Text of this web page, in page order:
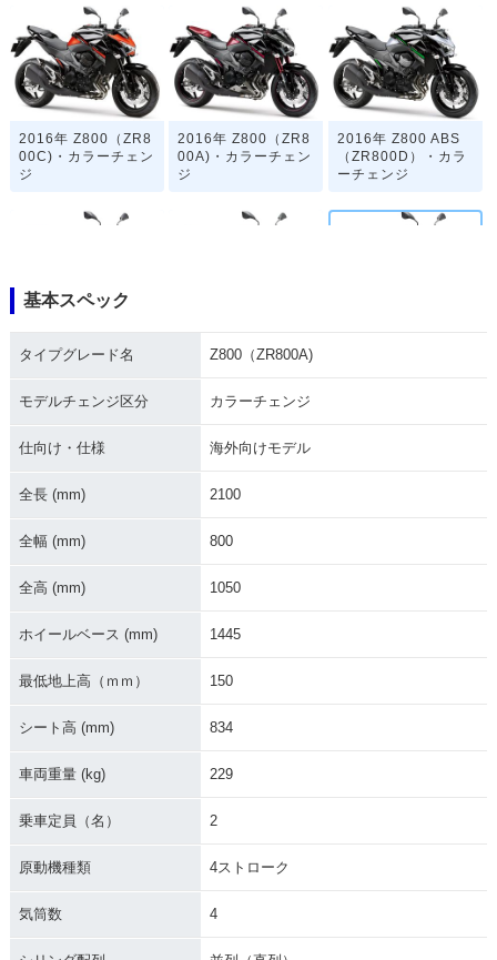
2016年 Z800（ZR8
00C)・カラーチェン
ジ
2016年 Z800（ZR8
00A)・カラーチェン
ジ
2016年 Z800 ABS
（ZR800D）・カラ
ーチェンジ
（ZR800B）・カラ
00C)・カラーチェン
2015年 Z800 ABS
ーチェンジ
2015年 Z800 ABS
ーチェンジ
00A)・カラーチェン
（ZR800D）・カラ
基本スペック
タイプグレード名 Z800（ZR800A)
モデルチェンジ区分 カラーチェンジ
仕向け・仕様 海外向けモデル
全長 (mm) 2100
全幅 (mm) 800
全高 (mm) 1050
ホイールベース (mm) 1445
最低地上高（ｍｍ） 150
シート高 (mm) 834
車両重量 (kg) 229
乗車定員（名） 2
原動機種類 4ストローク
気筒数 4